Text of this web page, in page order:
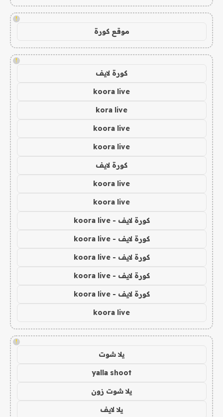
!
موقع كورة
!
كورة لايف
koora live
kora live
koora live
koora live
كورة لايف
koora live
koora live
كورة لايف - koora live
كورة لايف - koora live
كورة لايف - koora live
كورة لايف - koora live
كورة لايف - koora live
koora live
!
يلا شوت
yalla shoot
يلا شوت زون
يلا لايف